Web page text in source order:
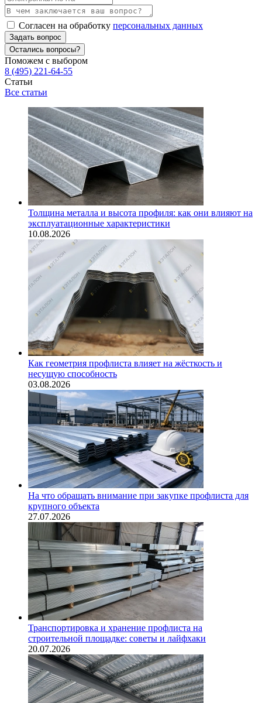
Согласен на обработку персональных данных
Задать вопрос
Остались вопросы?
Поможем с выбором
8 (495) 221-64-55
Статьи
Все статьи
Толщина металла и высота профиля: как они влияют на
эксплуатационные характеристики
10.08.2026
Как геометрия профлиста влияет на жёсткость и
несущую способность
03.08.2026
На что обращать внимание при закупке профлиста для
крупного объекта
27.07.2026
Транспортировка и хранение профлиста на
строительной площадке: советы и лайфхаки
20.07.2026